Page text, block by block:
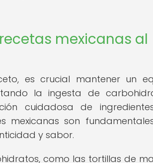
mexicanas al
es crucial mantener un
la ingesta de
cuidadosa de
mexicanas son
y sabor.
como las tortillas de